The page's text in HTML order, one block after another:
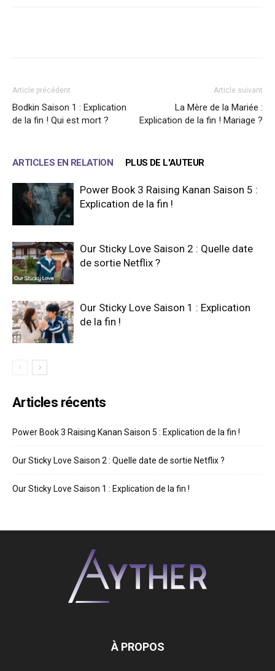
Article précédent
Bodkin Saison 1 : Explication
de la fin ! Qui est mort ?
Article suivant
La Mère de la Mariée :
Explication de la fin ! Mariage ?
ARTICLES EN RELATION PLUS DE L'AUTEUR
Power Book 3 Raising Kanan Saison 5 :
Explication de la fin !
Our Sticky Love Saison 2 : Quelle date
de sortie Netflix ?
Our Sticky Love Saison 1 : Explication
de la fin !
Articles récents
Power Book 3 Raising Kanan Saison 5 : Explication de la fin !
Our Sticky Love Saison 2 : Quelle date de sortie Netflix ?
Our Sticky Love Saison 1 : Explication de la fin !
À PROPOS